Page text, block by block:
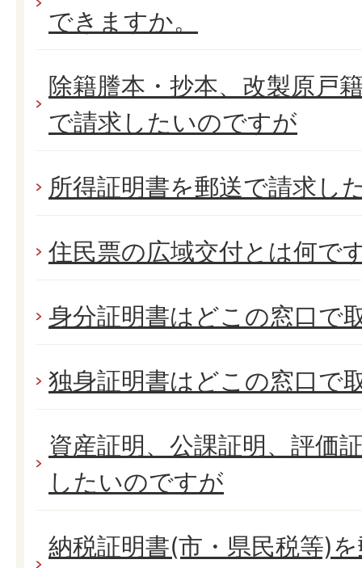
できますか。
除籍謄本・抄本、改製原戸
で請求したいのですが
所得証明書を郵送で請求し
住民票の広域交付とは何で
身分証明書はどこの窓口で
独身証明書はどこの窓口で
資産証明、公課証明、評価
したいのですが
納税証明書(市・県民税等)